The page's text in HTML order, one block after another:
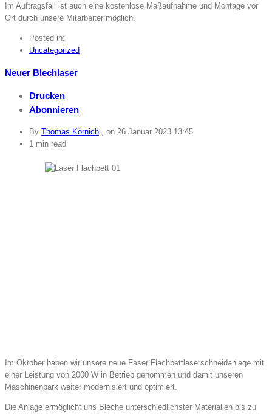
Im Auftragsfall ist auch eine kostenlose Maßaufnahme und Montage vor
Ort durch unsere Mitarbeiter möglich.
Posted in:
Uncategorized
Neuer Blechlaser
Drucken
Abonnieren
By Thomas Körnich , on 26 Januar 2023 13:45
1 min read
Im Oktober haben wir unsere neue Faser Flachbettlaserschneidanlage mit
einer Leistung von 2000 W in Betrieb genommen und damit unseren
Maschinenpark weiter modernisiert und optimiert.
Die Anlage ermöglicht uns Bleche unterschiedlichster Materialien bis zu